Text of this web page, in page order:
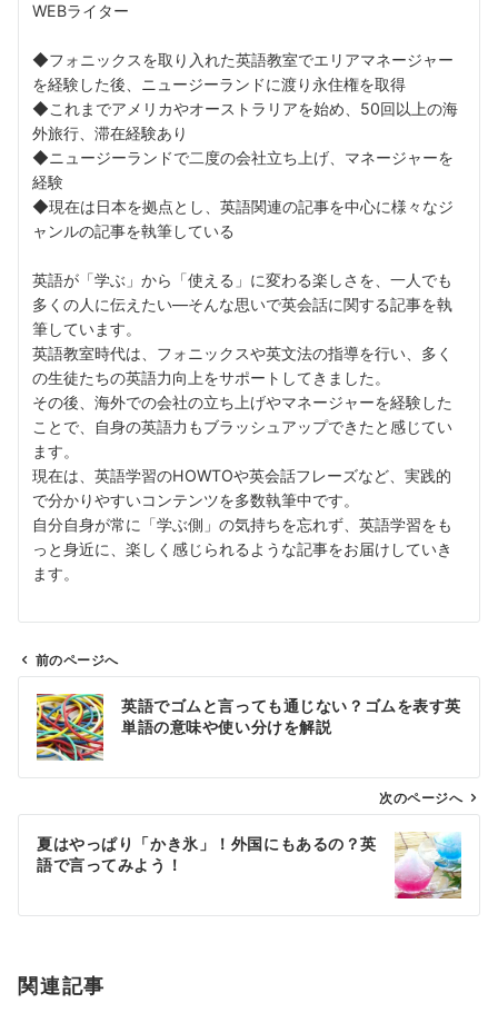
WEBライター
◆フォニックスを取り入れた英語教室でエリアマネージャー
を経験した後、ニュージーランドに渡り永住権を取得
◆これまでアメリカやオーストラリアを始め、50回以上の海
外旅行、滞在経験あり
◆ニュージーランドで二度の会社立ち上げ、マネージャーを
経験
◆現在は日本を拠点とし、英語関連の記事を中心に様々なジ
ャンルの記事を執筆している
英語が「学ぶ」から「使える」に変わる楽しさを、一人でも
多くの人に伝えたい––そんな思いで英会話に関する記事を執
筆しています。
英語教室時代は、フォニックスや英文法の指導を行い、多く
の生徒たちの英語力向上をサポートしてきました。
その後、海外での会社の立ち上げやマネージャーを経験した
ことで、自身の英語力もブラッシュアップできたと感じてい
ます。
現在は、英語学習のHOWTOや英会話フレーズなど、実践的
で分かりやすいコンテンツを多数執筆中です。
自分自身が常に「学ぶ側」の気持ちを忘れず、英語学習をも
っと身近に、楽しく感じられるような記事をお届けしていき
ます。
ビ
ン
前のページへ
英語でゴムと言っても通じない？ゴムを表す英
単語の意味や使い分けを解説
次のページへ
夏はやっぱり「かき氷」！外国にもあるの？英
語で言ってみよう！
関連記事